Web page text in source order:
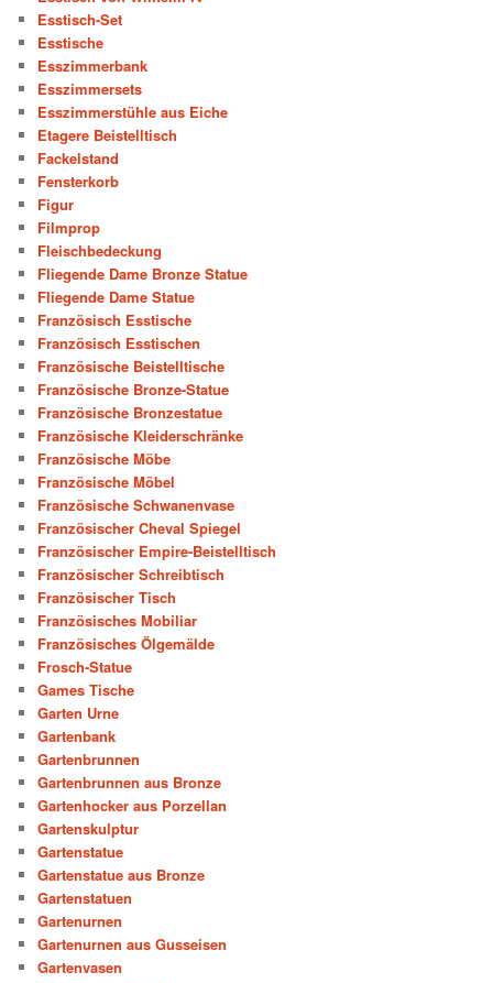
Esstisch-Set
Esstische
Esszimmerbank
Esszimmersets
Esszimmerstühle aus Eiche
Etagere Beistelltisch
Fackelstand
Fensterkorb
Figur
Filmprop
Fleischbedeckung
Fliegende Dame Bronze Statue
Fliegende Dame Statue
Französisch Esstische
Französisch Esstischen
Französische Beistelltische
Französische Bronze-Statue
Französische Bronzestatue
Französische Kleiderschränke
Französische Möbe
Französische Möbel
Französische Schwanenvase
Französischer Cheval Spiegel
Französischer Empire-Beistelltisch
Französischer Schreibtisch
Französischer Tisch
Französisches Mobiliar
Französisches Ölgemälde
Frosch-Statue
Games Tische
Garten Urne
Gartenbank
Gartenbrunnen
Gartenbrunnen aus Bronze
Gartenhocker aus Porzellan
Gartenskulptur
Gartenstatue
Gartenstatue aus Bronze
Gartenstatuen
Gartenurnen
Gartenurnen aus Gusseisen
Gartenvasen